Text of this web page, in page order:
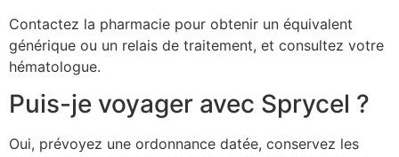
Contactez la pharmacie pour obtenir un équivalent
générique ou un relais de traitement, et consultez votre
hématologue.
Puis-je voyager avec Sprycel ?
Oui, prévoyez une ordonnance datée, conservez les